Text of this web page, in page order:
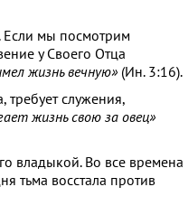
Если мы посмотрим
у Своего Отца
жизнь вечную»(Ин. 3:16).
требует служения,
жизнь свою за овец»
владыкой. Во все времена
тьма восстала против